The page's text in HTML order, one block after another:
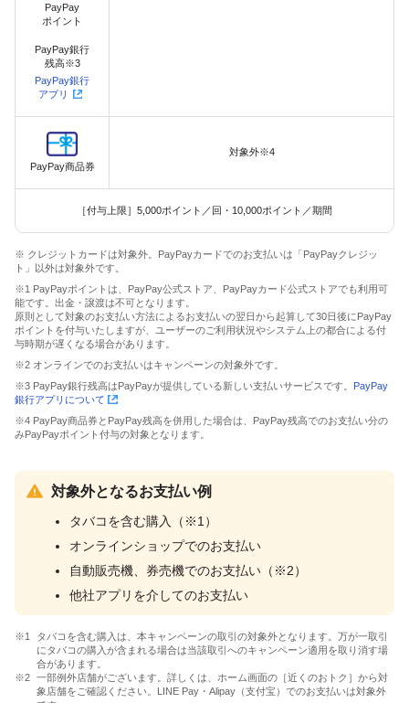
PayPay
ポイント
PayPay銀行
残高※3
PayPay銀行
アプリ
PayPay商品券
対象外※4
［付与上限］5,000ポイント／回・10,000ポイント／期間
※ クレジットカードは対象外。PayPayカードでのお支払いは「PayPayクレジッ
ト」以外は対象外です。
※1 PayPayポイントは、PayPay公式ストア、PayPayカード公式ストアでも利用可
能です。出金・譲渡は不可となります。
原則として対象のお支払い方法によるお支払いの翌日から起算して30日後にPayPay
ポイントを付与いたしますが、ユーザーのご利用状況やシステム上の都合による付
与時期が遅くなる場合があります。
※2 オンラインでのお支払いはキャンペーンの対象外です。
※3 PayPay銀行残高はPayPayが提供している新しい支払いサービスです。 PayPay
銀行アプリについて
※4 PayPay商品券とPayPay残高を併用した場合は、PayPay残高でのお支払い分の
みPayPayポイント付与の対象となります。
対象外となるお支払い例
タバコを含む購入（※1）
オンラインショップでのお支払い
自動販売機、券売機でのお支払い（※2）
他社アプリを介してのお支払い
タバコを含む購入は、本キャンペーンの取引の対象外となります。万が一取引
にタバコの購入が含まれる場合は当該取引へのキャンペーン適用を取り消す場
合があります。
一部例外店舗がございます。詳しくは、ホーム画面の［近くのおトク］から対
象店舗をご確認ください。LINE Pay・Alipay（支付宝）でのお支払いは対象外